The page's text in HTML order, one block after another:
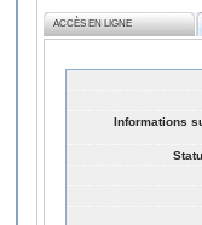
ACCÈS EN LIGNE
Informations